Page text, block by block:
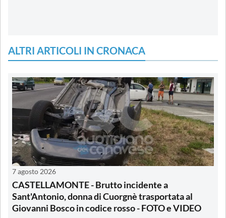
ALTRI ARTICOLI IN CRONACA
7 agosto 2026
CASTELLAMONTE - Brutto incidente a
Sant'Antonio, donna di Cuorgnè trasportata al
Giovanni Bosco in codice rosso - FOTO e VIDEO